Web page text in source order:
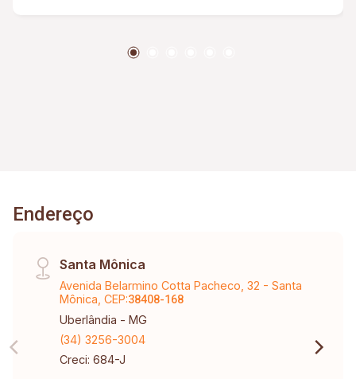
Endereço
Santa Mônica
Avenida Belarmino Cotta Pacheco, 32 - Santa
Mônica, CEP:38408-168
Uberlândia - MG
(34) 3256-3004
Creci: 684-J